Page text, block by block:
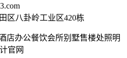
区八卦岭工业区420栋